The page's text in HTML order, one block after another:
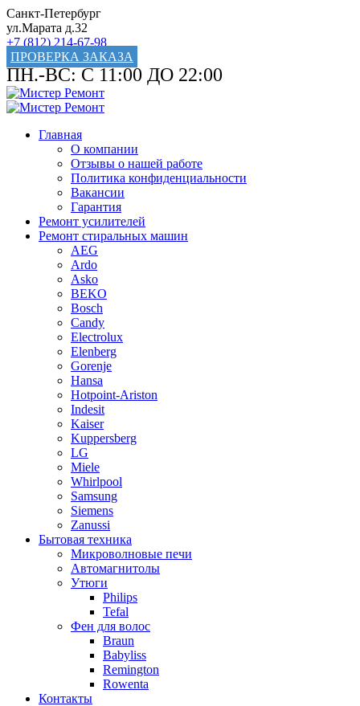
Санкт-Петербург
ул.Марата д.32
+7 (812) 214-67-98
ПРОВЕРКА ЗАКАЗА
ПН.-ВС: С 11:00 ДО 22:00
Главная
О компании
Отзывы о нашей работе
Политика конфиденциальности
Вакансии
Гарантия
Ремонт усилителей
Ремонт стиральных машин
AEG
Ardo
Asko
BEKO
Bosch
Candy
Electrolux
Elenberg
Gorenje
Hansa
Hotpoint-Ariston
Indesit
Kaiser
Kuppersberg
LG
Miele
Whirlpool
Samsung
Siemens
Zanussi
Бытовая техника
Микроволновые печи
Автомагнитолы
Утюги
Philips
Tefal
Фен для волос
Braun
Babyliss
Remington
Rowenta
Контакты